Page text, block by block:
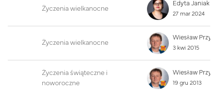
Życzenia wielkanocne
Edyta Janiak
27 mar 2024
Życzenia wielkanocne
Wiesław
3 kwi 2015
Życzenia świąteczne i
noworoczne
Wiesław
19 gru 2013